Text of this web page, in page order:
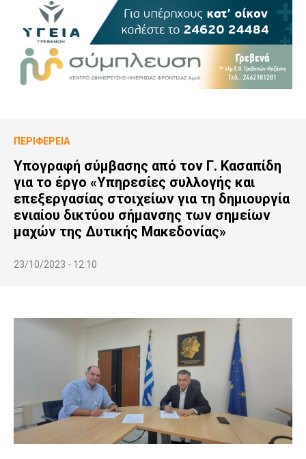
ΠΕΡΙΦΈΡΕΙΑ
Υπογραφή σύμβασης από τον Γ. Κασαπίδη
για το έργο «Υπηρεσίες συλλογής και
επεξεργασίας στοιχείων για τη δημιουργία
ενιαίου δικτύου σήμανσης των σημείων
μαχών της Δυτικής Μακεδονίας»
23/10/2023 - 12:10